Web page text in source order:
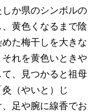
か県のシンボルの
黄色くなるまで陰
た梅干しを大きな
れを黄色いときや
、見つかると祖母
（やいと）じ
足や腕に線香でお